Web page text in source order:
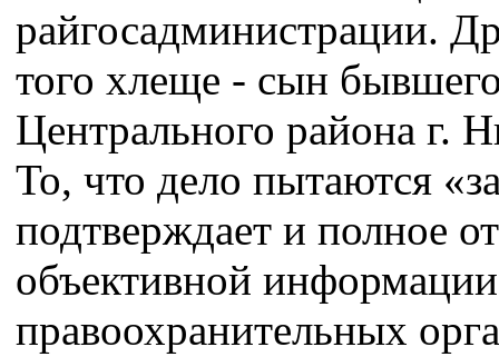
райгосадминистрации.
того хлеще - сын
Центрального района г.
То, что дело пытаются
подтверждает и полное
объективной
правоохранительных